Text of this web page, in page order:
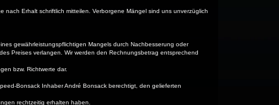
Erhalt schriftlich mitteilen. Verborgene Mängel sind uns unverzüglich
gewährleistungspflichtigen Mangels durch Nachbesserung oder
Preises verlangen. Wir werden den Rechnungsbetrag entsprechend
bzw. Richtwerte dar.
Bonsack Inhaber André Bonsack berechtigt, den gelieferten
rechtzeitig erhalten haben.